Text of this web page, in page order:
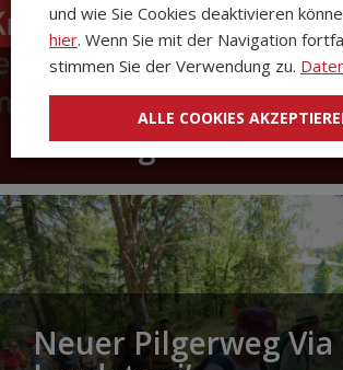
Die Kirchenzeitung
Sonntag
Neuer Pilgerweg Via
und wie Sie Cookies deaktivieren
hier. Wenn Sie mit der Navigation
stimmen Sie der Verwendung zu.
ALLE COOKIES